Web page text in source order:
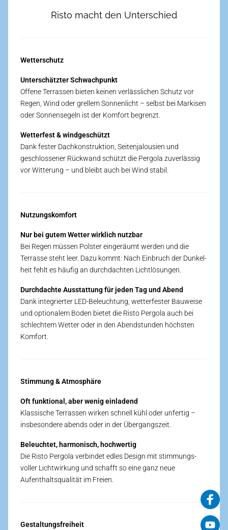
Risto macht den Unterschied
Wetterschutz
Unterschätzter Schwach­punkt
Offene Terrassen bieten keinen verlässlichen Schutz vor
Regen, Wind oder grellem Sonnen­licht – selbst bei Markisen
oder Sonnen­segeln ist der Komfort begrenzt.
Wetter­fest & wind­geschützt
Dank fester Dach­konstruktion, Seiten­jalousien und
geschlossener Rück­wand schützt die Pergola zuverlässig
vor Witterung – und bleibt auch bei Wind stabil.
Nutzungskomfort
Nur bei gutem Wetter wirklich nutzbar
Bei Regen müssen Polster eingeräumt werden und die
Terrasse steht leer. Dazu kommt: Nach Einbruch der Dunkel­
heit fehlt es häufig an durch­dachten Licht­lösungen.
Durch­dachte Ausstattung für jeden Tag und Abend
Dank integrierter LED-Beleuchtung, wetter­fester Bau­weise
und optionalem Boden bietet die Risto Pergola auch bei
schlechtem Wetter oder in den Abend­stunden höchsten
Komfort.
Stimmung & Atmosphäre
Oft funktional, aber wenig einladend
Klassische Terrassen wirken schnell kühl oder unfertig –
ins­besondere abends oder in der Über­gangszeit.
Beleuchtet, harmonisch, hoch­wertig
Die Risto Pergola verbindet edles Design mit stimmungs­
voller Licht­wirkung und schafft so eine ganz neue
Aufenthalts­qualität im Freien.
Gestaltungs­freiheit